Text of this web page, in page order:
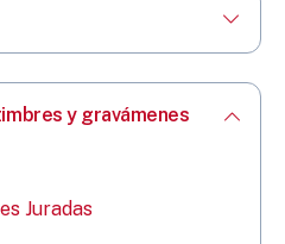
y gravámenes
Juradas